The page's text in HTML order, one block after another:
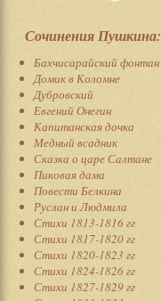
Сочинения Пушкина:
Бахчисарайский фонтан
Домик в Коломне
Дубровский
Евгений Онегин
Капитанская дочка
Медный всадник
Сказка о царе Салтане
Пиковая дама
Повести Белкина
Руслан и Людмила
Стихи 1813-1816 гг
Стихи 1817-1820 гг
Стихи 1820-1823 гг
Стихи 1824-1826 гг
Стихи 1827-1829 гг